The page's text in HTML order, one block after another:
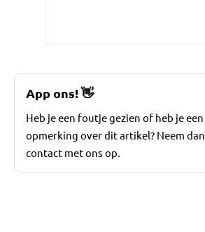
App ons!👋
Heb je een foutje gezien of heb je een
opmerking over dit artikel? Neem dan
contact met ons op.